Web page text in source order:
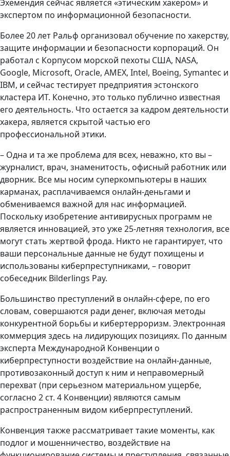
Эхемендия сейчас является «этическим хакером» и
экспертом по информационной безопасности.
Более 20 лет Ральф организовал обучение по хакерству,
защите информации и безопасности корпораций. Он
работал с Корпусом морской пехоты США, NASA,
Google, Microsoft, Oracle, AMEX, Intel, Boeing, Symantec и
IBМ, и сейчас тестирует предприятия эстонского
кластера ИТ. Конечно, это только публично известная
его деятельность. Что остается за кадром деятельности
хакера, является скрытой частью его
профессиональной этики.
– Одна и та же проблема для всех, неважно, кто вы –
журналист, врач, знаменитость, офисный работник или
дворник. Все мы носим суперкомпьютеры в наших
карманах, расплачиваемся онлайн-деньгами и
обмениваемся важной для нас информацией.
Поскольку изобретение антивирусных программ не
является инновацией, это уже 25-летняя технология, все
могут стать жертвой фрода. Никто не гарантирует, что
ваши персональные данные не будут похищены и
использованы киберпреступниками, – говорит
собеседник Bilderlings Pay.
Большинство преступлений в онлайн-сфере, по его
словам, совершаются ради денег, включая методы
конкурентной борьбы и кибертерроризм. Электронная
коммерция здесь на лидирующих позициях. По данным
эксперта Международной Конвенции о
киберпреступности воздействие на онлайн-данные,
противозаконный доступ к ним и неправомерный
перехват (при серьезном материальном ущербе,
согласно 2 ст. 4 Конвенции) являются самым
распространенным видом киберпреступлений.
Конвенция также рассматривает такие моменты, как
подлог и мошенничество, воздействие на